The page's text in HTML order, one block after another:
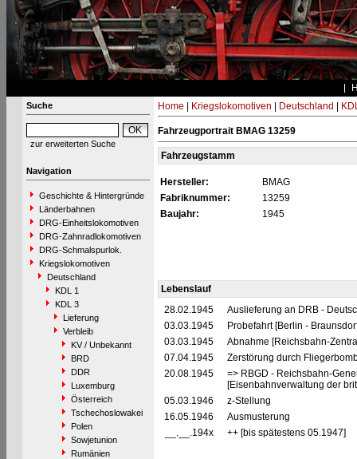
Suche
zur erweiterten Suche
Navigation
Geschichte & Hintergründe
Länderbahnen
DRG-Einheitslokomotiven
DRG-Zahnradlokomotiven
DRG-Schmalspurlok.
Kriegslokomotiven
Deutschland
KDL 1
KDL 3
Lieferung
Verbleib
KV / Unbekannt
BRD
DDR
Luxemburg
Österreich
Tschechoslowakei
Polen
Sowjetunion
Rumänien
Home Kriegslokomotiven Deutschland
Fahrzeugportrait BMAG 13259
Fahrzeugstamm
Hersteller:
BMAG
Fabriknummer:
13259
Baujahr:
1945
Lebenslauf
28.02.1945
Auslieferung an DRB -
03.03.1945
Probefahrt [Berlin -
03.03.1945
Abnahme [Reichsbahn-
07.04.1945
Zerstörung durch
20.08.1945
=> RBGD - Reichsbahn-
[Eisenbahnverwaltung der
05.03.1946
z-Stellung
16.05.1946
Ausmusterung
__.__.194x
++ [bis spätestens 05.1947]